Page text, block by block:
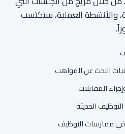
والأنشطة العملية، ستكتسب
البحث عن المواهب
المقابلات
الحديثة
ممارسات التوظيف